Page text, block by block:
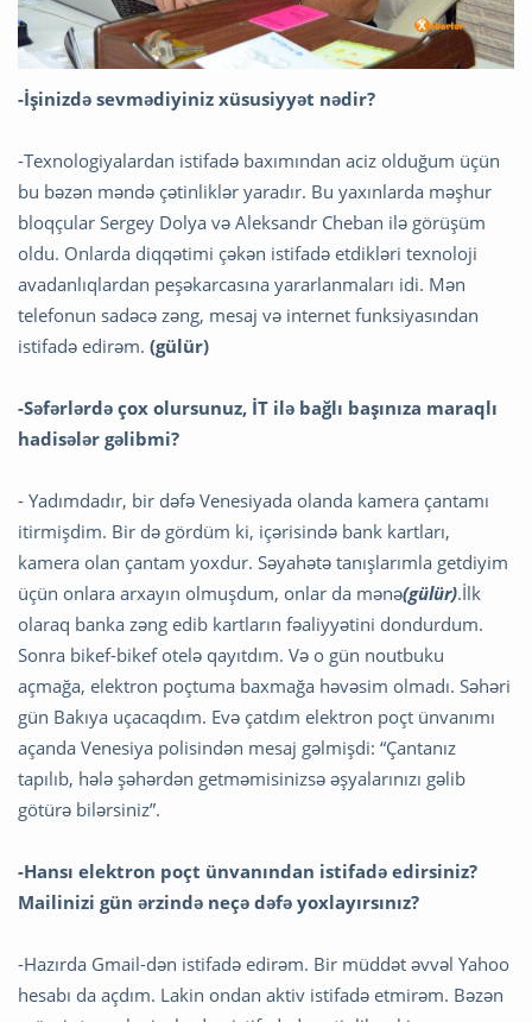
-İşinizdə sevmədiyiniz xüsusiyyət nədir?
-Texnologiyalardan istifadə baxımından aciz olduğum üçün
bu bəzən məndə çətinliklər yaradır. Bu yaxınlarda məşhur
bloqçular Sergey Dolya və Aleksandr Cheban ilə görüşüm
oldu. Onlarda diqqətimi çəkən istifadə etdikləri texnoloji
avadanlıqlardan peşəkarcasına yararlanmaları idi. Mən
telefonun sadəcə zəng, mesaj və internet funksiyasından
istifadə edirəm. (gülür)
-Səfərlərdə çox olursunuz, İT ilə bağlı başınıza maraqlı
hadisələr gəlibmi?
- Yadımdadır, bir dəfə Venesiyada olanda kamera çantamı
itirmişdim. Bir də gördüm ki, içərisində bank kartları,
kamera olan çantam yoxdur. Səyahətə tanışlarımla getdiyim
üçün onlara arxayın olmuşdum, onlar da mənə(gülür).İlk
olaraq banka zəng edib kartların fəaliyyətini dondurdum.
Sonra bikef-bikef otelə qayıtdım. Və o gün noutbuku
açmağa, elektron poçtuma baxmağa həvəsim olmadı. Səhəri
gün Bakıya uçacaqdım. Evə çatdım elektron poçt ünvanımı
açanda Venesiya polisindən mesaj gəlmişdi: “Çantanız
tapılıb, hələ şəhərdən getməmisinizsə əşyalarınızı gəlib
götürə bilərsiniz”.
-Hansı elektron poçt ünvanından istifadə edirsiniz?
Mailinizi gün ərzində neçə dəfə yoxlayırsınız?
-Hazırda Gmail-dən istifadə edirəm. Bir müddət əvvəl Yahoo
hesabı da açdım. Lakin ondan aktiv istifadə etmirəm. Bəzən